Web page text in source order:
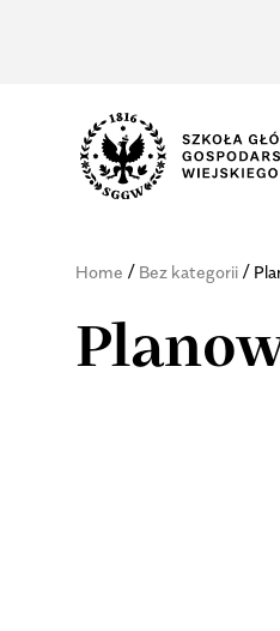
Home / Bez kategorii/